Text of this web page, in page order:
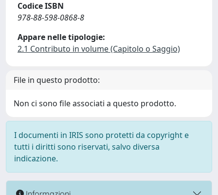
Codice ISBN
978-88-598-0868-8
Appare nelle tipologie:
2.1 Contributo in volume (Capitolo o Saggio)
File in questo prodotto:
Non ci sono file associati a questo prodotto.
I documenti in IRIS sono protetti da copyright e
tutti i diritti sono riservati, salvo diversa
indicazione.